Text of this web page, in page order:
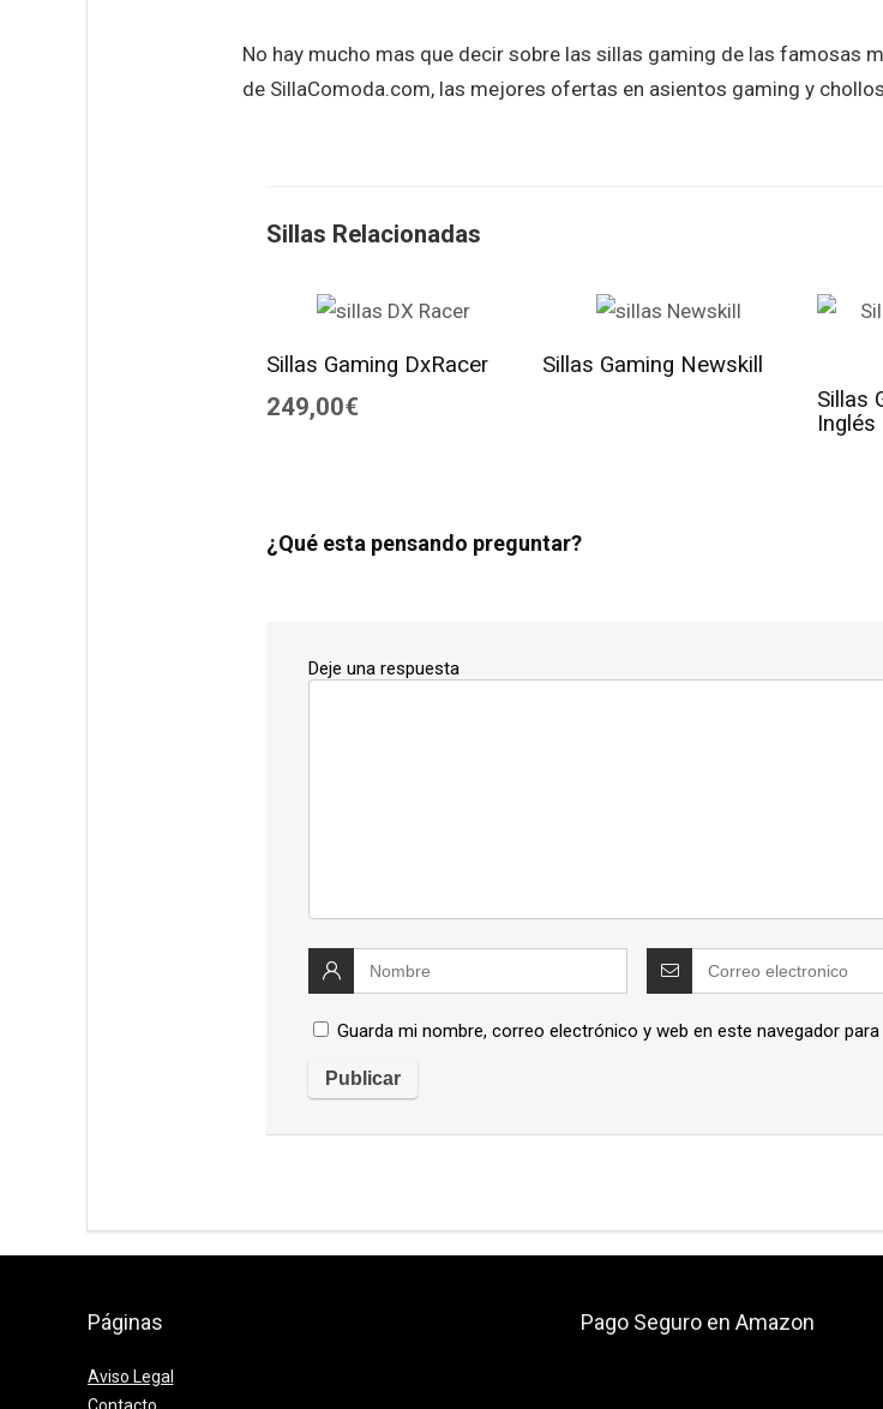
No hay mucho mas que decir sobre las sillas gaming de las famosas
de SillaComoda.com, las mejores ofertas en asientos gaming y
Sillas Relacionadas
Sillas Gaming DxRacer
249,00€
Sillas Gaming Newskill
Sillas
Inglés
¿Qué esta pensando preguntar?
Deje una respuesta
Guarda mi nombre, correo electrónico y web en este navegador
Páginas
Aviso Legal
Pago Seguro en Amazon